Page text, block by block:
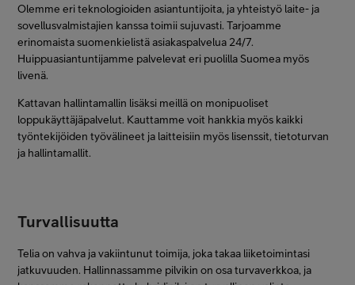
Olemme eri teknologioiden asiantuntijoita, ja yhteistyö laite- ja
sovellusvalmistajien kanssa toimii sujuvasti. Tarjoamme
erinomaista suomenkielistä asiakaspalvelua 24/7.
Huippuasiantuntijamme palvelevat eri puolilla Suomea myös
livenä.
Kattavan hallintamallin lisäksi meillä on monipuoliset
loppukäyttäjäpalvelut. Kauttamme voit hankkia myös kaikki
työntekijöiden työvälineet ja laitteisiin myös lisenssit, tietoturvan
ja hallintamallit.
Turvallisuutta
Telia on vahva ja vakiintunut toimija, joka takaa liiketoimintasi
jatkuvuuden. Hallinnassamme pilvikin on osa turvaverkkoa, ja